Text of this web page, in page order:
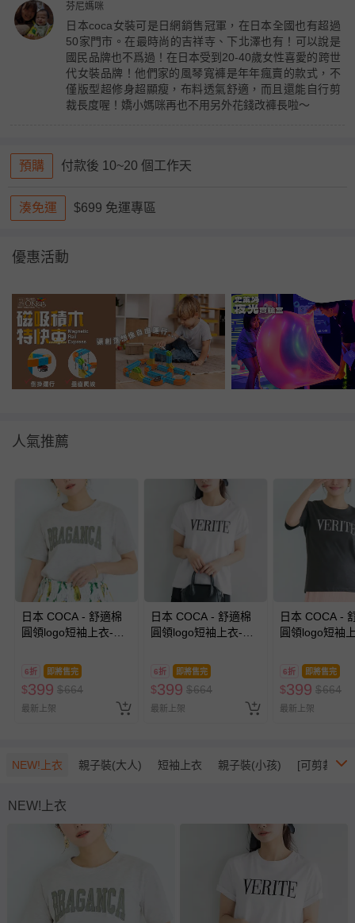
芬尼媽咪
日本coca女裝可是日網銷售冠軍，在日本全國也有超過
50家門市。在最時尚的吉祥寺、下北澤也有！可以說是
國民品牌也不爲過！在日本受到20-40歲女性喜愛的跨世
代女裝品牌！他們家的風琴寬褲是年年瘋賣的款式，不
僅版型超修身超顯瘦，布料透氣舒適，而且還能自行剪
裁長度喔！嬌小媽咪再也不用另外花錢改褲長啦～
預購 付款後 10~20 個工作天
湊免運 $699 免運專區
優惠活動
人氣推薦
日本 COCA - 舒適棉
圓領logo短袖上衣-
6折 即將售完
$399 $664
最新上架
日本 COCA - 舒適棉
圓領logo短袖上衣-
6折 即將售完
$399 $664
最新上架
日本 COCA -
圓領logo短袖
6折 即將售完
$399 $664
最新上架
NEW!上衣 親子裝(大人) 短袖上衣 親子裝(小孩) [可剪裁系
NEW!上衣